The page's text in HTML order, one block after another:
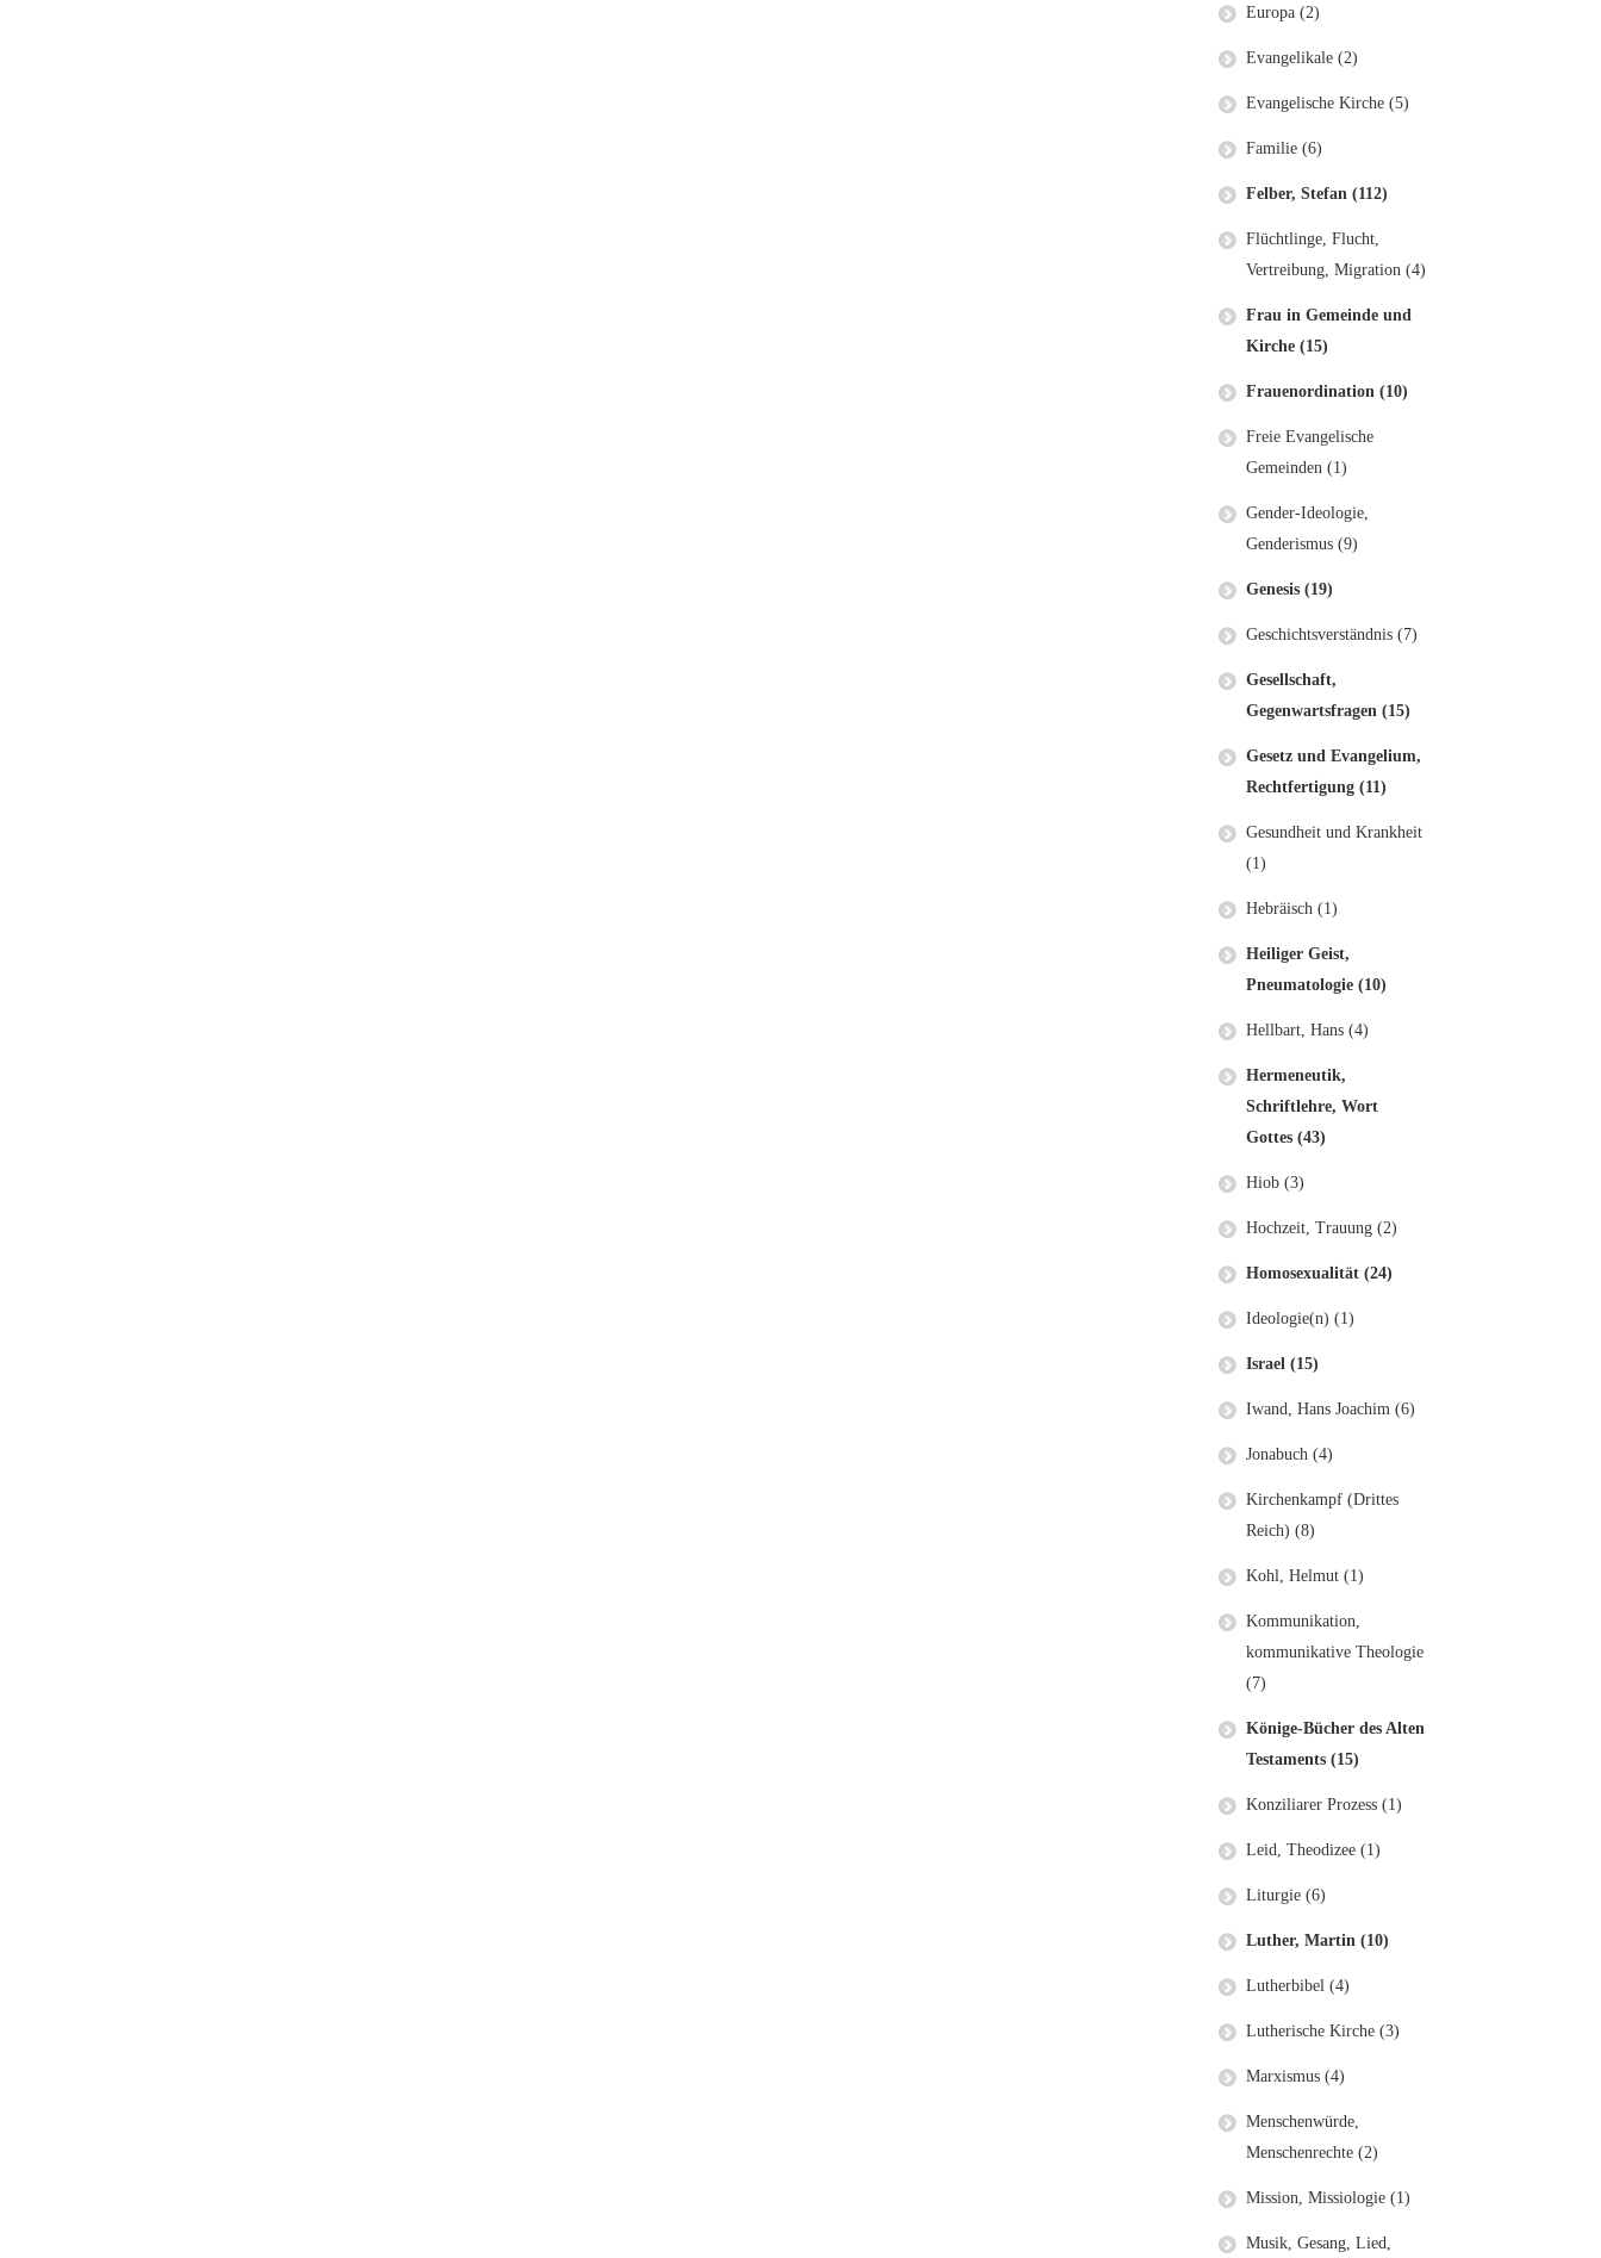
Europa (2)
Evangelikale (2)
Evangelische Kirche (5)
Familie (6)
Felber, Stefan (112)
Flüchtlinge, Flucht,
Vertreibung, Migration (4)
Frau in Gemeinde und
Kirche (15)
Frauenordination (10)
Freie Evangelische
Gemeinden (1)
Gender-Ideologie,
Genderismus (9)
Genesis (19)
Geschichtsverständnis (7)
Gesellschaft,
Gegenwartsfragen (15)
Gesetz und Evangelium,
Rechtfertigung (11)
Gesundheit und Krankheit
(1)
Hebräisch (1)
Heiliger Geist,
Pneumatologie (10)
Hellbart, Hans (4)
Hermeneutik,
Schriftlehre, Wort
Gottes (43)
Hiob (3)
Hochzeit, Trauung (2)
Homosexualität (24)
Ideologie(n) (1)
Israel (15)
Iwand, Hans Joachim (6)
Jonabuch (4)
Kirchenkampf (Drittes
Reich) (8)
Kohl, Helmut (1)
Kommunikation,
kommunikative Theologie
(7)
Könige-Bücher des Alten
Testaments (15)
Konziliarer Prozess (1)
Leid, Theodizee (1)
Liturgie (6)
Luther, Martin (10)
Lutherbibel (4)
Lutherische Kirche (3)
Marxismus (4)
Menschenwürde,
Menschenrechte (2)
Mission, Missiologie (1)
Musik, Gesang, Lied,